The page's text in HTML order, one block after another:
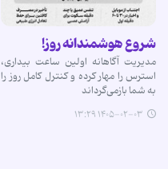
شروع هوشمندانه روز!
مدیریت آگاهانه اولین ساعت بیداری،
استرس را مهار کرده و کنترل کامل روز را
به شما بازمی‌گرداند
۱۴۰۵-۰۲-۰۳ ۱۳:۲۹